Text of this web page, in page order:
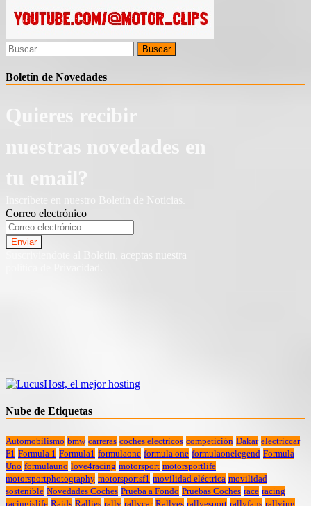
Buscar:
Boletín de Novedades
Quieres recibir
nuestras novedades en
tu email?
Inscríbete en nuestro Boletín de Noticias.
Correo electrónico
Suscriviendote al Boletin, aceptas nuestra
Nube de Etiquetas
Automobilismo bmw carreras coches electricos competición Dakar electriccar
F1 Formula 1 Formula1 formulaone formula one formulaonelegend Formula
Uno formulauno love4racing motorsport motorsportlife
motorsportphotography motorsportsf1 movilidad eléctrica movilidad
sostenible Novedades Coches Prueba a Fondo Pruebas Coches race racing
racingislife Raids Rallies rally rallycar Rallyes rallyesport rallyfans rallying